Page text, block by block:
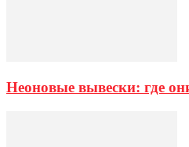
Неоновые вывески: где